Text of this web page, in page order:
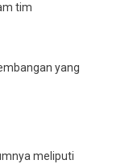
tim
yang
meliputi